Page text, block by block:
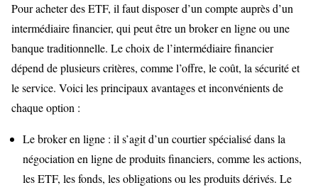
Pour acheter des ETF, il faut disposer d’un compte auprès d’un
intermédiaire financier, qui peut être un broker en ligne ou une
banque traditionnelle. Le choix de l’intermédiaire financier
dépend de plusieurs critères, comme l’offre, le coût, la sécurité et
le service. Voici les principaux avantages et inconvénients de
chaque option :
Le broker en ligne : il s’agit d’un courtier spécialisé dans la
négociation en ligne de produits financiers, comme les actions,
les ETF, les fonds, les obligations ou les produits dérivés. Le